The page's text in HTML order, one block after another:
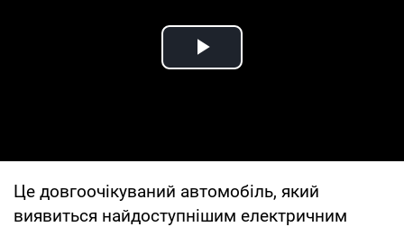
Play Video
Це довгоочікуваний автомобіль, який
виявиться найдоступнішим електричним